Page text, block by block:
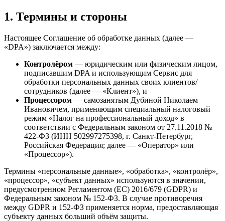
1. Термины и стороны
Настоящее Соглашение об обработке данных (далее —
«DPA») заключается между:
Контролёром — юридическим или физическим лицом,
подписавшим DPA и использующим Сервис для
обработки персональных данных своих клиентов/
сотрудников (далее — «Клиент»), и
Процессором — самозанятым Дубиной Николаем
Ивановичем, применяющим специальный налоговый
режим «Налог на профессиональный доход» в
соответствии с Федеральным законом от 27.11.2018 №
422-ФЗ (ИНН 502997275398, г. Санкт-Петербург,
Российская Федерация; далее — «Оператор» или
«Процессор»).
Термины «персональные данные», «обработка», «контролёр»,
«процессор», «субъект данных» используются в значении,
предусмотренном Регламентом (ЕС) 2016/679 (GDPR) и
Федеральным законом № 152-ФЗ. В случае противоречия
между GDPR и 152-ФЗ применяется норма, предоставляющая
субъекту данных больший объём защиты.